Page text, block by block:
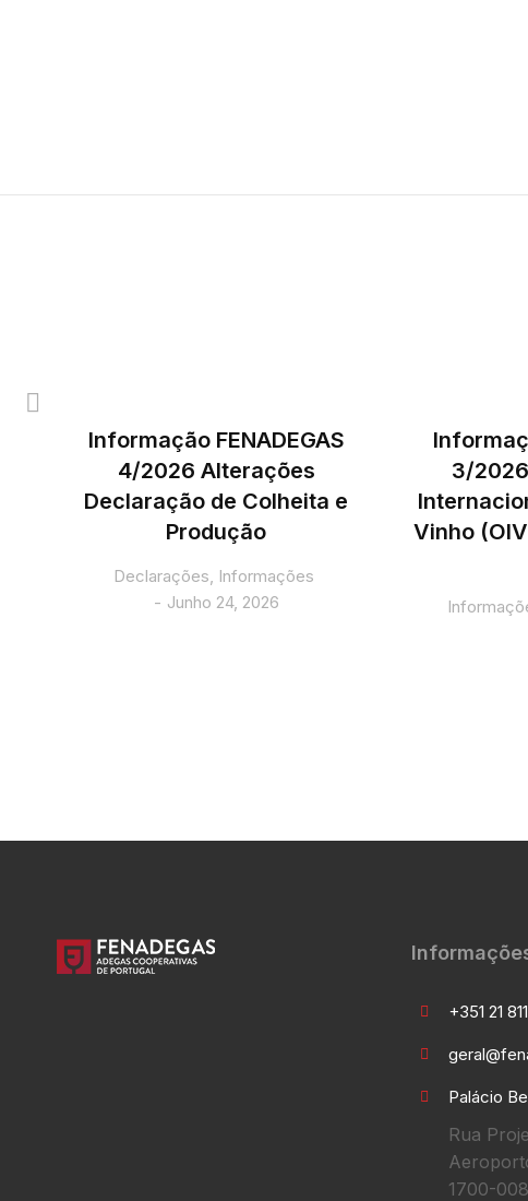
Informação FENADEGAS
4/2026 Alterações
Declaração de Colheita e
Produção
Declarações, Informações
Junho 24, 2026
3/
Vinho
+351 21
Palácio
Rua
1700-